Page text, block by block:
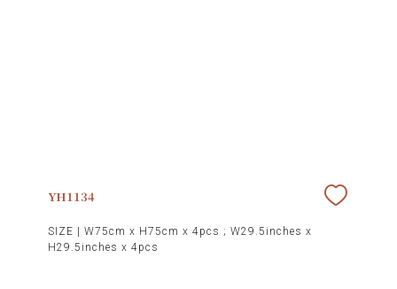
YH1134
SIZE | W75cm x H75cm x 4pcs ; W29.5inches x
H29.5inches x 4pcs